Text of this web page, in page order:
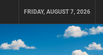
FRIDAY, AUGUST 7, 2026